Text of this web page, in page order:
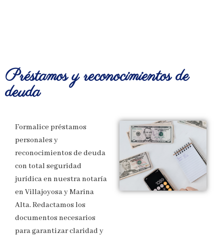
Préstamos y reconocimientos de
deuda
Formalice préstamos
personales y
reconocimientos de deuda
con total seguridad
jurídica en nuestra notaría
en Villajoyosa y Marina
Alta. Redactamos los
documentos necesarios
para garantizar claridad y